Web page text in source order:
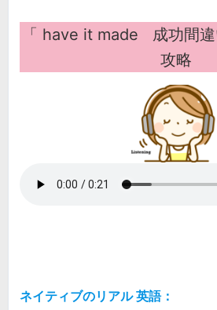
「 have it made 成功間違
攻略
ネイティブのリアル 英語：